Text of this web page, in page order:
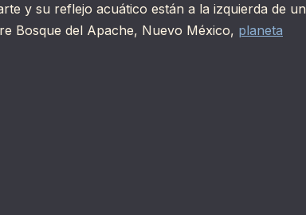
y su reflejo acuático están a la izquierda de un
Bosque del Apache, Nuevo México, planeta